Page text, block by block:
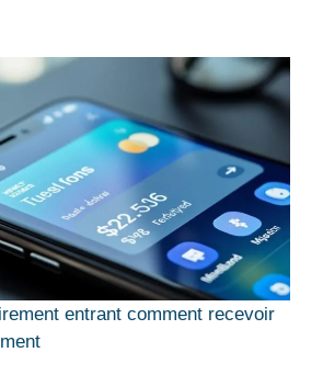
entrant comment recevoir